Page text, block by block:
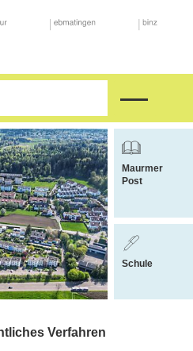
Suche starten
Maurmer
Post
Schule
Verfahren